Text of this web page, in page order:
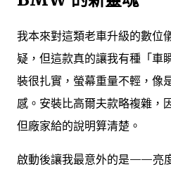
我本來對這類老車升級的數位
疑，但這款真的讓我有種「車
裝很扎實，螢幕重量不輕，像
感。安裝比高爾夫款略複雜，
但廠家給的說明算清楚。
啟動後讓我最意外的是——亮